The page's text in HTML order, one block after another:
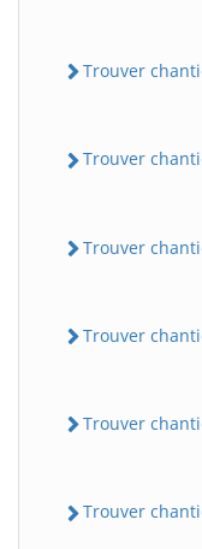
Trouver
Trouver
Trouver
Trouver
Trouver
Trouver